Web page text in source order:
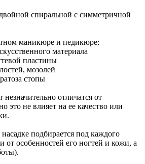
спиральной с симметричной
маникюре и педикюре:
материала
пластины
мозолей
стопы
незначительно отличатся от
это не влияет на ее качество или
подбирается под каждого
от особенностей его ногтей и кожи, а